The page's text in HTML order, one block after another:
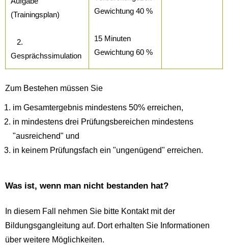
(Trainingsplan)
2.
Gesprächssimulation
Gewichtung 40 %
15 Minuten
Gewichtung 60 %
Zum Bestehen müssen Sie
im Gesamtergebnis mindestens 50% erreichen,
in mindestens drei Prüfungsbereichen mindestens
"ausreichend" und
in keinem Prüfungsfach ein "ungenügend" erreichen.
Was ist, wenn man nicht bestanden hat?
In diesem Fall nehmen Sie bitte Kontakt mit der
Bildungsgangleitung auf. Dort erhalten Sie Informationen
über weitere Möglichkeiten.